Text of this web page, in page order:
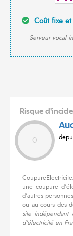
Coût fixe
Serveur vocal
Risque
0
une coupure
d'autres
ou au cours des
site indépendant
d'électricité en